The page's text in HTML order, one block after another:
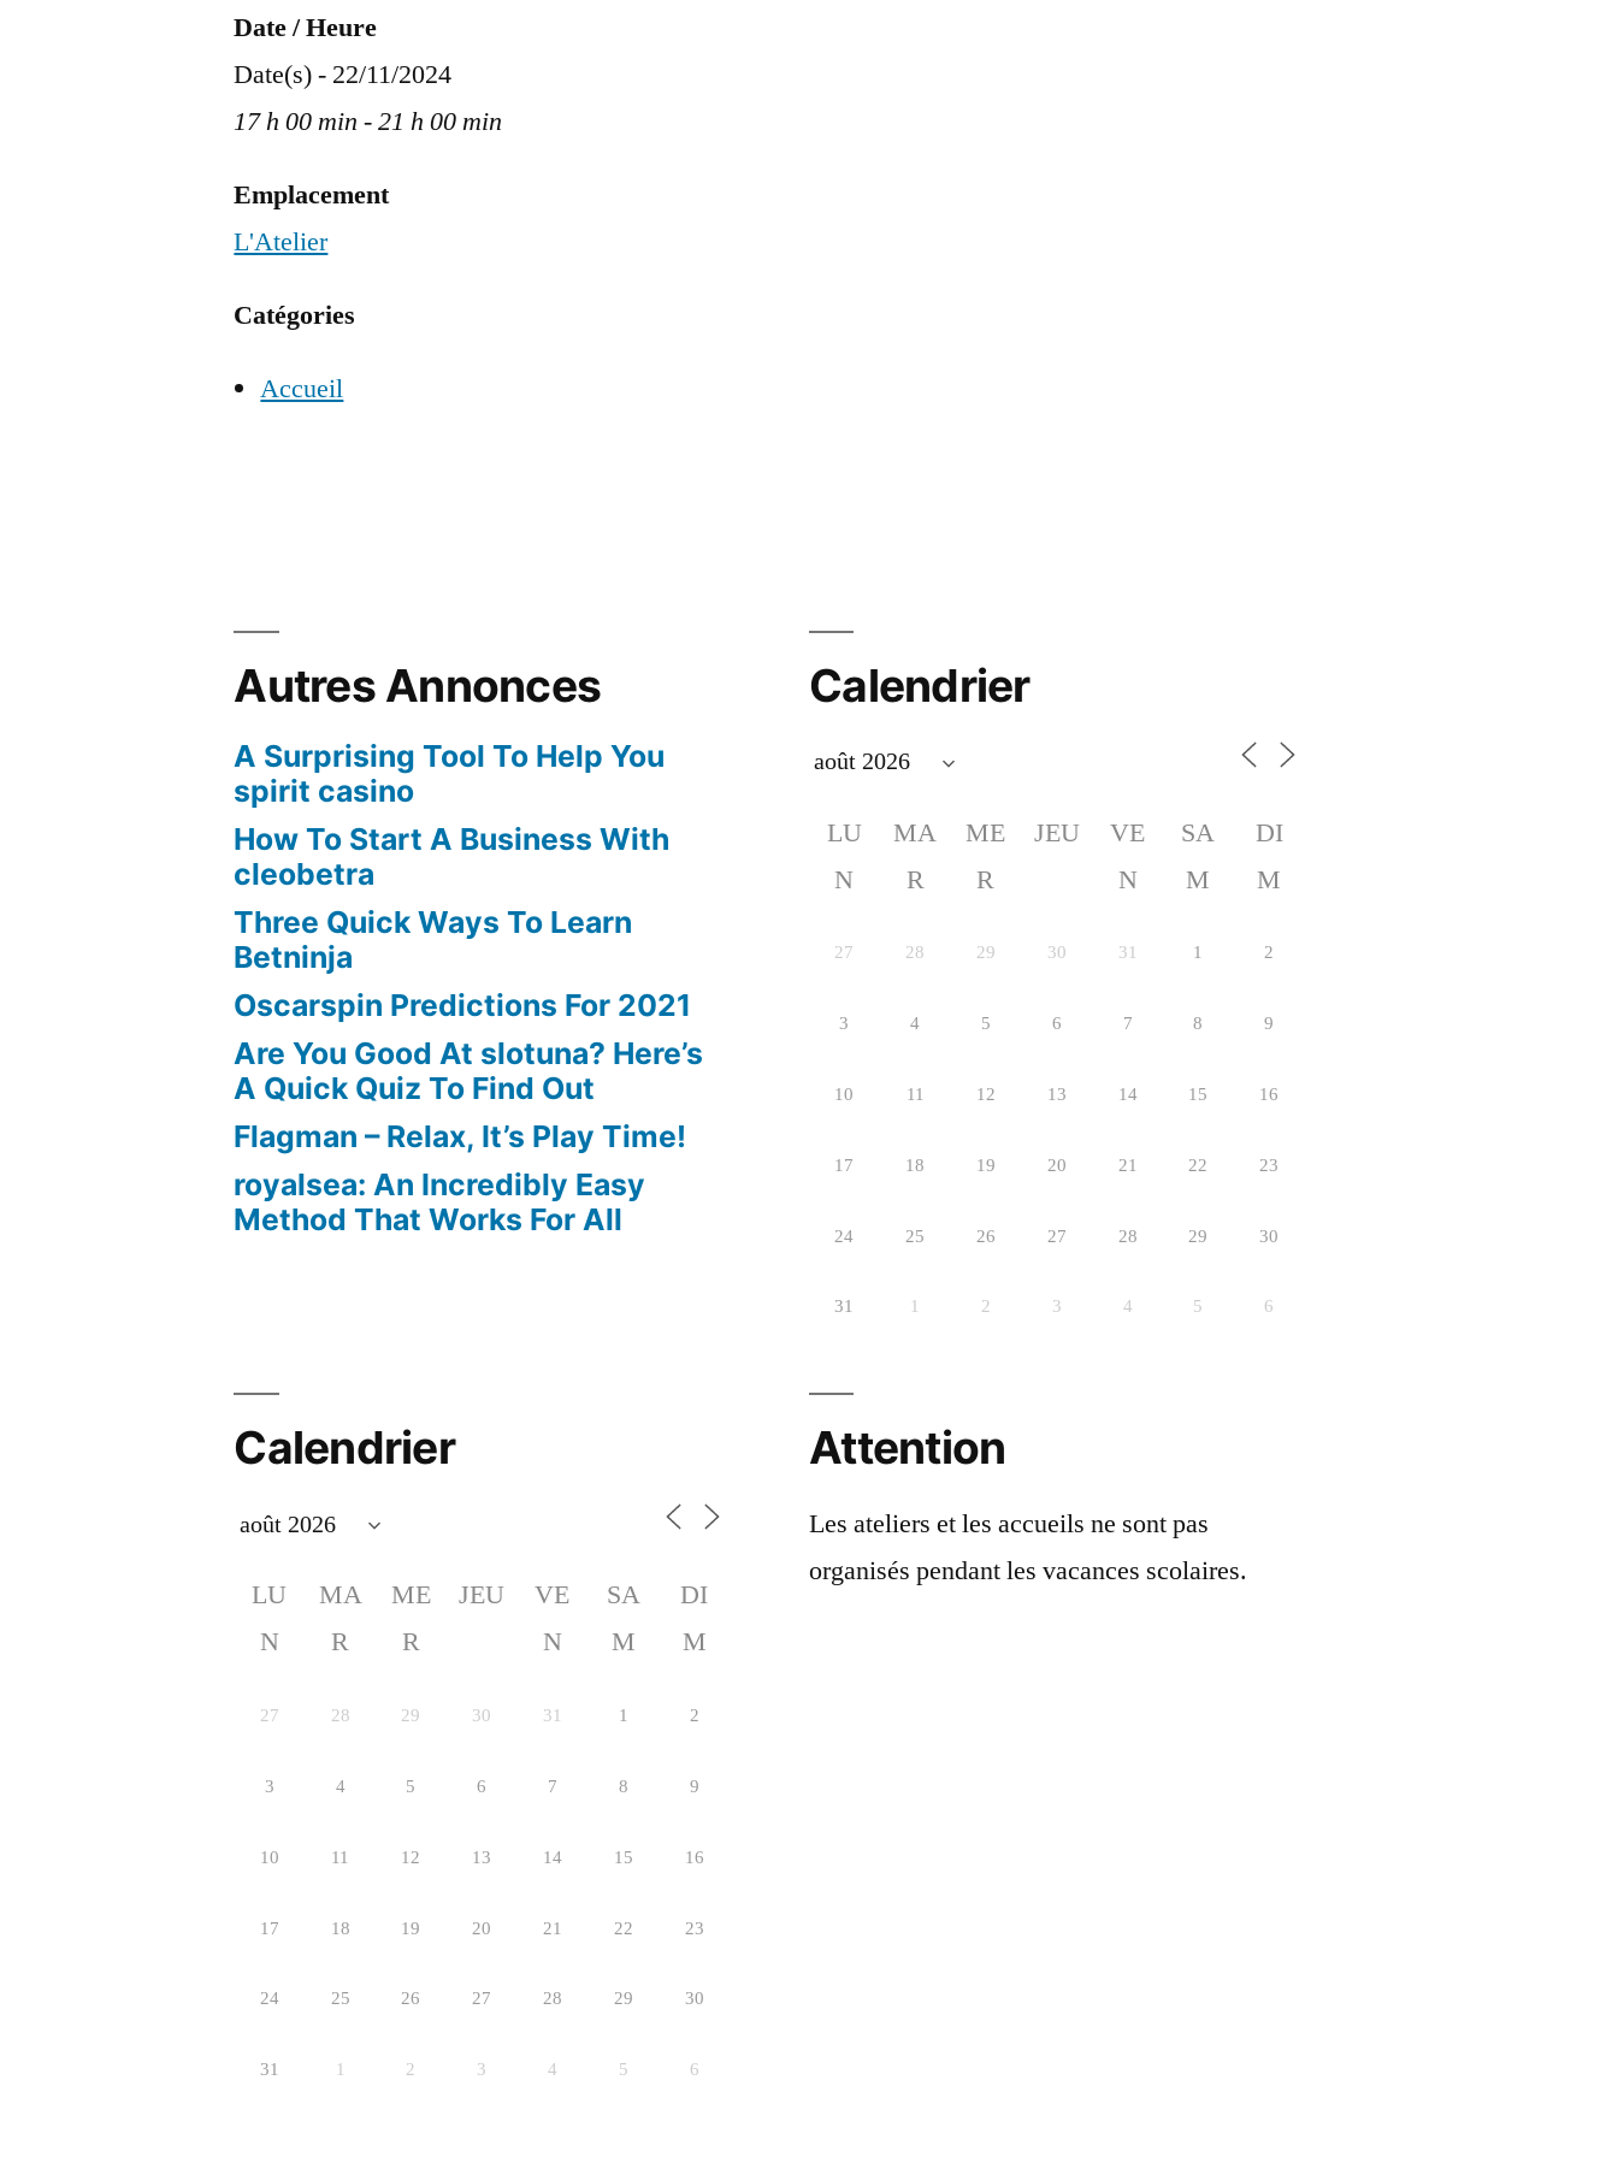
Date / Heure
Date(s) - 22/11/2024
17 h 00 min - 21 h 00 min
Emplacement
L'Atelier
Catégories
Accueil
Autres Annonces
A Surprising Tool To Help You
spirit casino
How To Start A Business With
cleobetra
Three Quick Ways To Learn
Betninja
Oscarspin Predictions For 2021
Are You Good At slotuna? Here’s
A Quick Quiz To Find Out
Flagman – Relax, It’s Play Time!
royalsea: An Incredibly Easy
Method That Works For All
Calendrier
LU
N
MA
R
ME
R
JEU
VE
N
SA
M
DI
M
27 28 29 30 31 1 2
3 4 5 6 7 8 9
10 11 12 13 14 15 16
17 18 19 20 21 22 23
24 25 26 27 28 29 30
31 1 2 3 4 5 6
Calendrier
LU
N
MA
R
ME
R
JEU
VE
N
SA
M
DI
M
27 28 29 30 31 1 2
3 4 5 6 7 8 9
10 11 12 13 14 15 16
17 18 19 20 21 22 23
24 25 26 27 28 29 30
31 1 2 3 4 5 6
Attention
Les ateliers et les accueils ne sont pas
organisés pendant les vacances scolaires.